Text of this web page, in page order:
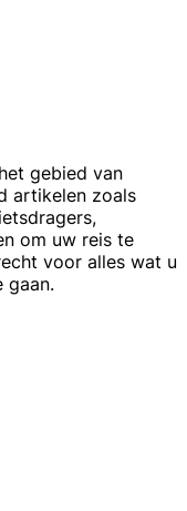
gebied van
artikelen zoals
om uw reis te
voor alles wat u
gaan.